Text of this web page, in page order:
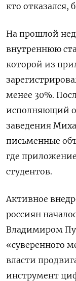
кто
На прошлой
внутреннюю
которой из
менее 30%.
исполняющий
заведения
письменные
где
студентов.
Активное
россиян
Владимиром
«суверенного
власти
инструмент